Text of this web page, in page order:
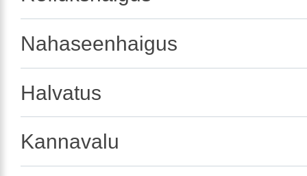
Nahaseenhaigus
Halvatus
Kannavalu